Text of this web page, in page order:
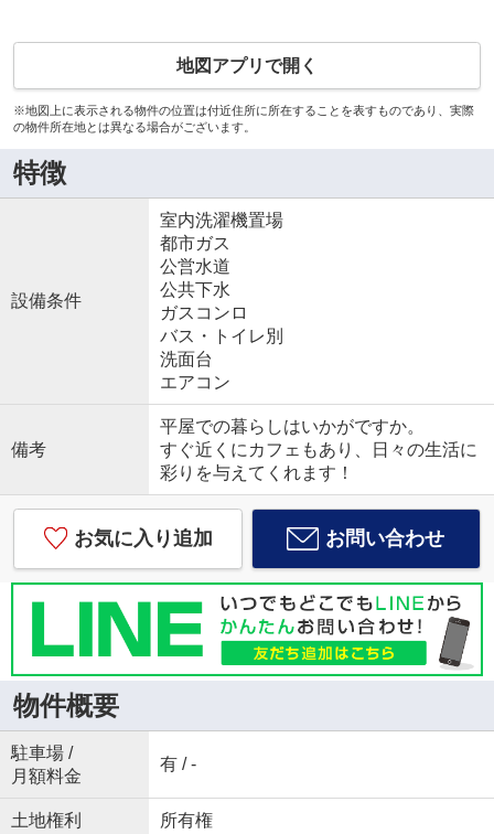
地図アプリで開く
※地図上に表示される物件の位置は付近住所に所在することを表すものであり、実際
の物件所在地とは異なる場合がございます。
特徴
設備条件
室内洗濯機置場
都市ガス
公営水道
公共下水
ガスコンロ
バス・トイレ別
洗面台
エアコン
備考
平屋での暮らしはいかがですか。
すぐ近くにカフェもあり、日々の生活に
彩りを与えてくれます！
お気に入り追加 お問い合わせ
物件概要
駐車場 /
月額料金
有 / -
土地権利 所有権